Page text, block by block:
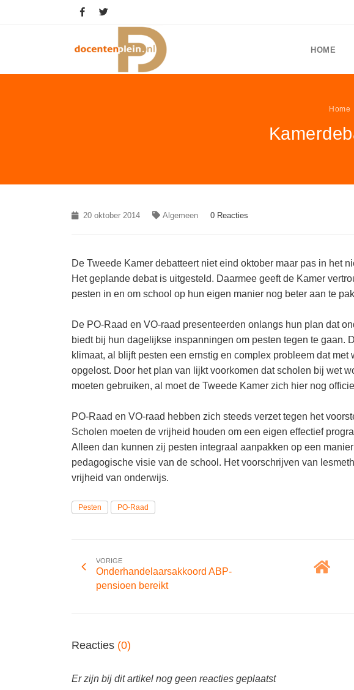
HOME
Home
20 oktober 2014 Algemeen 0 Reacties
De Tweede Kamer debatteert niet eind oktober maar pas in het
Het geplande debat is uitgesteld. Daarmee geeft de Kamer
pesten in en om school op hun eigen manier nog beter aan te
De PO-Raad en VO-raad presenteerden onlangs hun plan dat
biedt bij hun dagelijkse inspanningen om pesten tegen te gaan.
klimaat, al blijft pesten een ernstig en complex probleem dat
opgelost. Door het plan van lijkt voorkomen dat scholen bij wet
moeten gebruiken, al moet de Tweede Kamer zich hier nog
PO-Raad en VO-raad hebben zich steeds verzet tegen het
Scholen moeten de vrijheid houden om een eigen effectief
Alleen dan kunnen zij pesten integraal aanpakken op een
pedagogische visie van de school. Het voorschrijven van
vrijheid van onderwijs.
Pesten PO-Raad
VORIGE
Onderhandelaarsakkoord ABP-
pensioen bereikt
Reacties (0)
Er zijn bij dit artikel nog geen reacties geplaatst